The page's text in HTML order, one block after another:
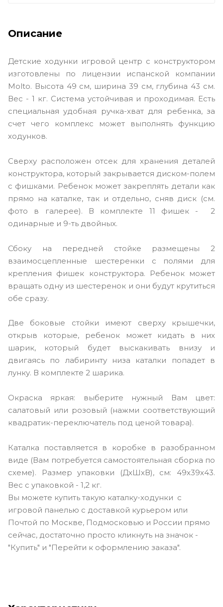
Описание
Детские ходунки игровой центр с конструктором
изготовлены по лицензии испанской компании
Molto. Высота 49 см, ширина 39 см, глубина 43 см.
Вес - 1 кг. Система устойчивая и проходимая. Есть
специальная удобная ручка-хват для ребенка, за
счет чего комплекс может выполнять функцию
ходунков.
Сверху расположен отсек для хранения деталей
конструктора, который закрывается диском-полем
с фишками. Ребенок может закреплять детали как
прямо на каталке, так и отдельно, сняв диск (см.
фото в галерее). В комплекте 11 фишек - 2
одинарные и 9-ть двойных.
Сбоку на передней стойке размещены 2
взаимосцепленные шестеренки с полями для
крепления фишек конструктора. Ребенок может
вращать одну из шестеренок и они будут крутиться
обе сразу.
Две боковые стойки имеют сверху крышечки,
открыв которые, ребенок может кидать в них
шарик, который будет выскакивать внизу и
двигаясь по лабиринту низа каталки попадет в
лунку. В комплекте 2 шарика.
Окраска яркая: выберите нужный Вам цвет:
салатовый или розовый (нажми соответствующий
квадратик-переключатель под ценой товара).
Каталка поставляется в коробке в разобранном
виде (Вам потребуется самостоятельная сборка по
схеме). Размер упаковки (ДхШхВ), см: 49х39х43.
Вес с упаковкой - 1,2 кг.
Вы можете купить такую каталку-ходунки с
игровой панелью с доставкой курьером или
Почтой по Москве, Подмосковью и России прямо
сейчас, достаточно просто кликнуть на значок -
"Купить" и "Перейти к оформлению заказа".